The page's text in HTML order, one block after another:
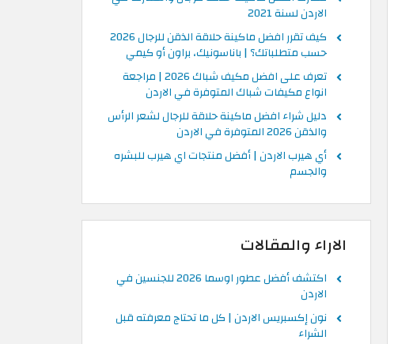
الاردن لسنة 2021
كيف تقرر افضل ماكينة حلاقة الذقن للرجال 2026
حسب متطلباتك؟ | باناسونيك، براون أو كيمي
تعرف على افضل مكيف شباك 2026 | مراجعة
انواع مكيفات شباك المتوفرة في الاردن
دليل شراء افضل ماكينة حلاقة للرجال لشعر الرأس
والذقن 2026 المتوفرة في الاردن
أي هيرب الاردن | أفضل منتجات اي هيرب للبشره
والجسم
الاراء والمقالات
اكتشف أفضل عطور اوسما 2026 للجنسين في
الاردن
نون إكسبريس الاردن | كل ما تحتاج معرفته قبل
الشراء